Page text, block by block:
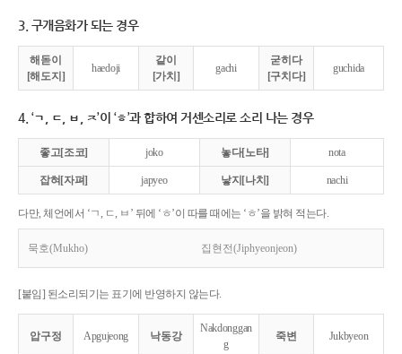
3. 구개음화가 되는 경우
해돋이
[해도지]
haedoji
같이
[가치]
gachi
굳히다
[구치다]
guchida
4. ‘ㄱ, ㄷ, ㅂ, ㅈ’이 ‘ㅎ’과 합하여 거센소리로 소리 나는 경우
좋고[조코] joko 놓다[노타] nota
잡혀[자펴] japyeo 낳지[나치] nachi
다만, 체언에서 ‘ㄱ, ㄷ, ㅂ’ 뒤에 ‘ㅎ’이 따를 때에는 ‘ㅎ’을 밝혀 적는다.
묵호(Mukho) 집현전(Jiphyeonjeon)
[붙임] 된소리되기는 표기에 반영하지 않는다.
압구정 Apgujeong 낙동강
Nakdonggan
g
죽변 Jukbyeon